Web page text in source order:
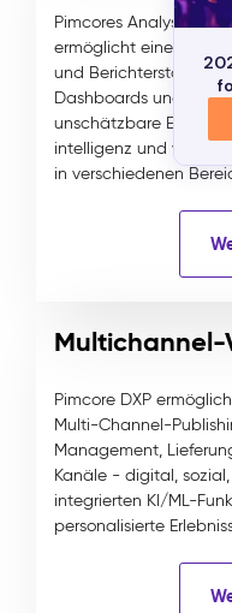
Pimcores Analyse-
ermöglicht eine
und
Dashboards und
unschätzbare
intelligenz und
in verschiedenen
Pimcore DXP
Multi-Channel-
Management,
Kanäle - digital,
integrierten KI/ML-
personalisierte